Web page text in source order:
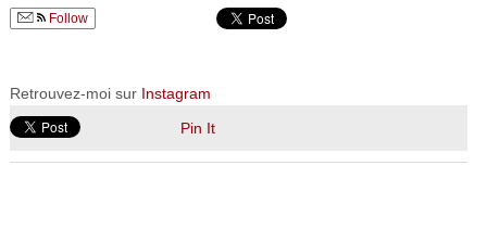
Follow
Retrouvez-moi sur Instagram
Pin It